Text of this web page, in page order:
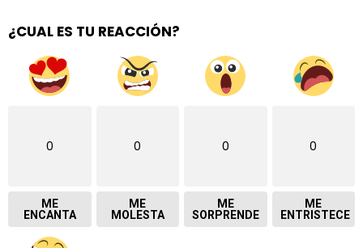
¿CUAL ES TU REACCIÓN?
0
ME
ENCANTA
0
ME
MOLESTA
0
ME
SORPRENDE
0
ME
ENTRISTECE